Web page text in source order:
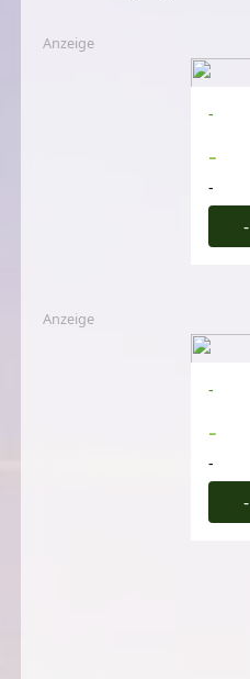
Anzeige
-
-
-
-
Anzeige
-
-
-
-